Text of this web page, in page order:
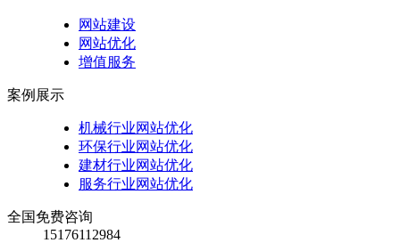
网站建设
网站优化
增值服务
案例展示
机械行业网站优化
环保行业网站优化
建材行业网站优化
服务行业网站优化
全国免费咨询
15176112984